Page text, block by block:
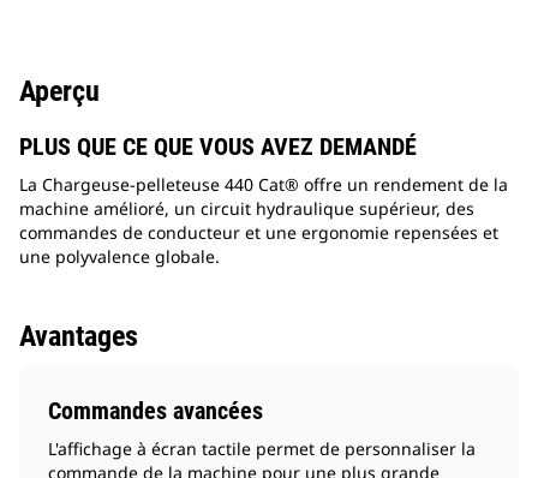
Aperçu
PLUS QUE CE QUE VOUS AVEZ DEMANDÉ
La Chargeuse-pelleteuse 440 Cat® offre un rendement de la
machine amélioré, un circuit hydraulique supérieur, des
commandes de conducteur et une ergonomie repensées et
une polyvalence globale.
Avantages
Commandes avancées
L'affichage à écran tactile permet de personnaliser la
commande de la machine pour une plus grande